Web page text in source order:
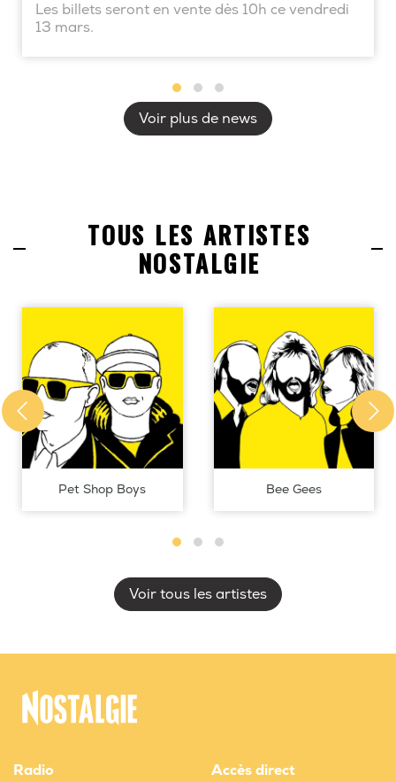
Les billets seront en vente dès 10h ce vendredi
13 mars.
Voir plus de news
TOUS LES ARTISTES
NOSTALGIE
Pet Shop Boys Bee Gees
Voir tous les artistes
Radio Accès direct